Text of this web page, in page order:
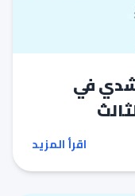
في
اقرأ المزيد